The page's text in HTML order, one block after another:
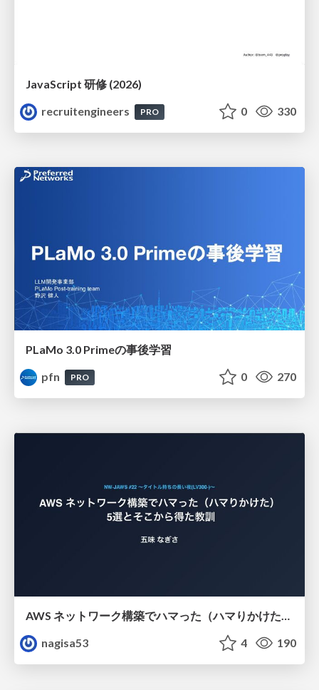
JavaScript 研修 (2026)
recruitengineers
PRO 0 330
PLaMo 3.0 Primeの事後学習
pfn
PRO 0 270
nagisa53
4 190